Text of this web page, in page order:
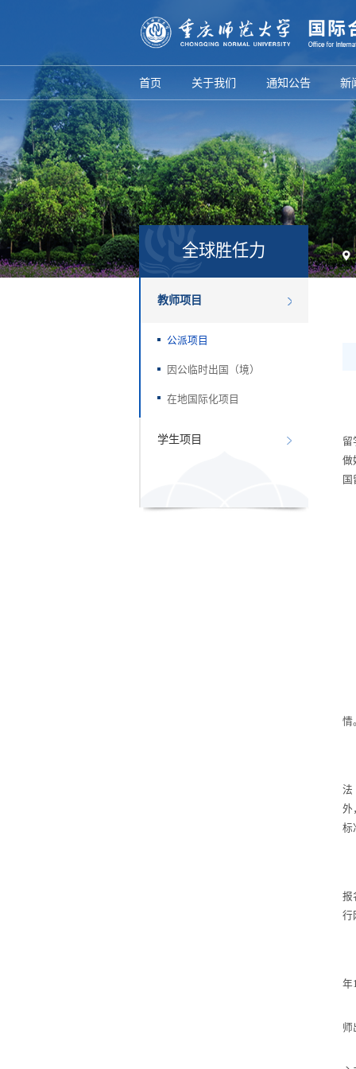
首页 关于我们 通知公告 新
全球胜任力
教师项目
公派项目
因公临时出国（境）
在地国际化项目
学生项目
留
做
国
情
法
外
标
报
行
年
师